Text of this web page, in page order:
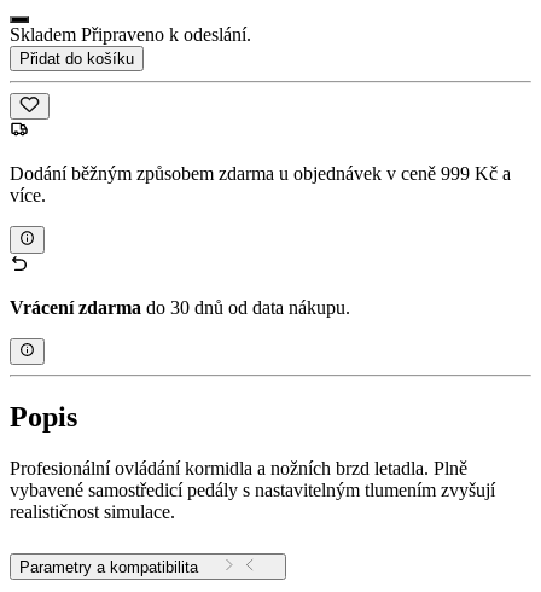
Skladem Připraveno k odeslání.
Přidat do košíku
Dodání běžným způsobem zdarma u objednávek v ceně 999 Kč a
více.
Vrácení zdarma do 30 dnů od data nákupu.
Popis
Profesionální ovládání kormidla a nožních brzd letadla. Plně
vybavené samostředicí pedály s nastavitelným tlumením zvyšují
realističnost simulace.
Parametry a kompatibilita